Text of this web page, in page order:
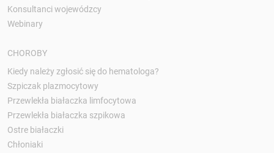
Konsultanci wojewódzcy
Webinary
CHOROBY
Kiedy należy zgłosić się do hematologa?
Szpiczak plazmocytowy
Przewlekła białaczka limfocytowa
Przewlekła białaczka szpikowa
Ostre białaczki
Chłoniaki